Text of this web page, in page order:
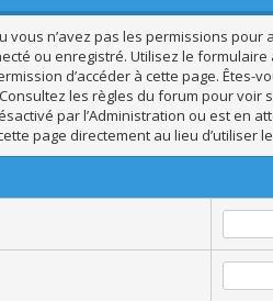
vous n’avez pas les permissions
ou enregistré. Utilisez le
d’accéder à cette page. Êtes-
Consultez les règles du forum pour
par l’Administration ou est en
page directement au lieu d’utiliser